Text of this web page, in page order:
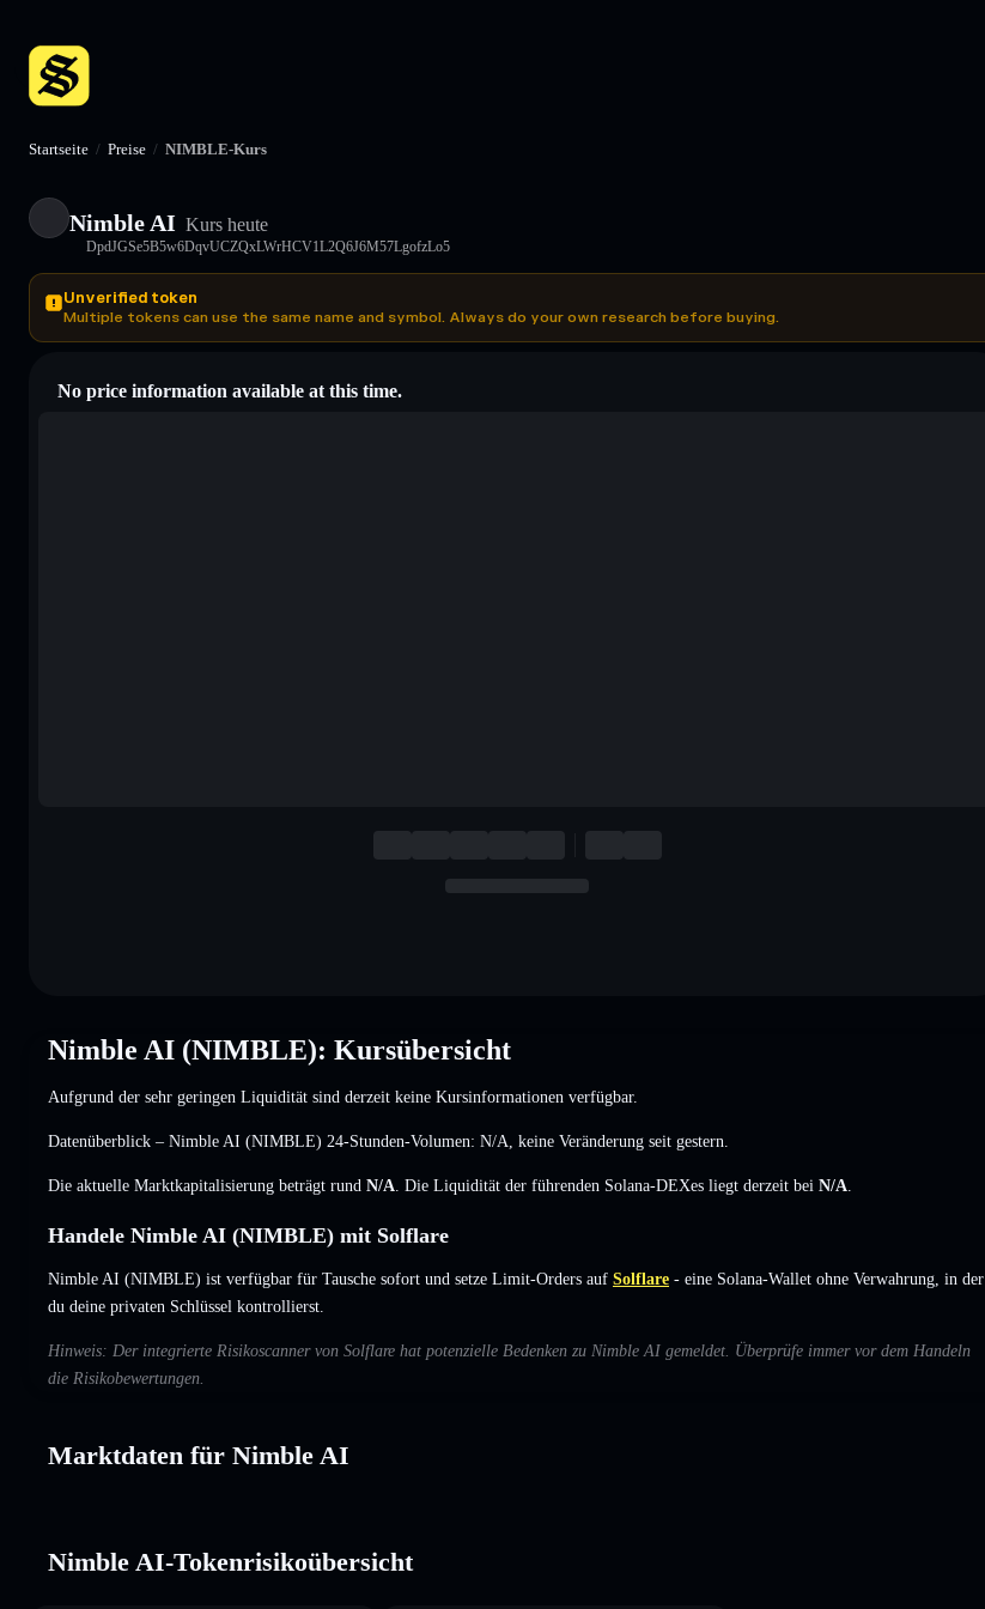
Startseite / Preise / NIMBLE-Kurs
Nimble AI Kurs heute
DpdJGSe5B5w6DqvUCZQxLWrHCV1L2Q6J6M57LgofzLo5
Unverified token
Multiple tokens can use the same name and symbol. Always do your own research before buying.
No price information available at this time.
Nimble AI (NIMBLE): Kursübersicht
Aufgrund der sehr geringen Liquidität sind derzeit keine Kursinformationen verfügbar.
Datenüberblick – Nimble AI (NIMBLE) 24-Stunden-Volumen: N/A keine Veränderung seit gestern.
Die aktuelle Marktkapitalisierung beträgt rund N/A . Die Liquidität der führenden Solana-DEXes liegt derzeit bei N/A
Handele Nimble AI (NIMBLE) mit Solflare
Nimble AI (NIMBLE) ist verfügbar für Tausche sofort und setze Limit-Orders auf Solflare - eine Solana-Wallet ohne Verwahrung, in der
du deine privaten Schlüssel kontrollierst.
Hinweis: Der integrierte Risikoscanner von Solflare hat potenzielle Bedenken zu Nimble AI gemeldet. Überprüfe immer vor dem Handeln
die Risikobewertungen.
Marktdaten für Nimble AI
Nimble AI-Tokenrisikoübersicht